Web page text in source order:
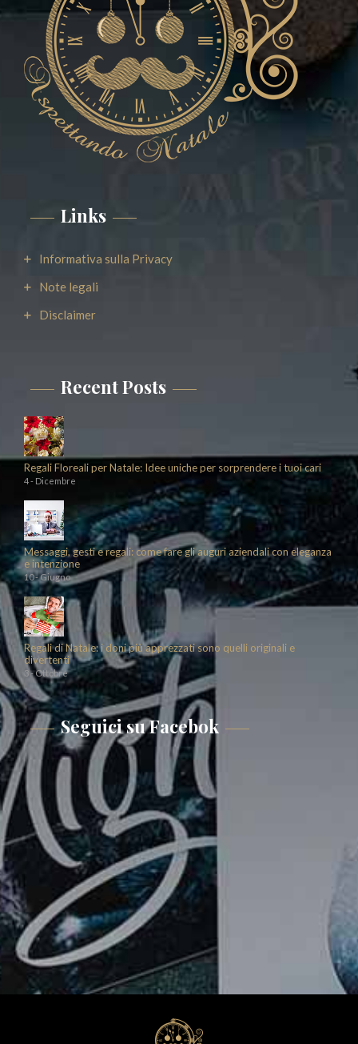
Links
Informativa sulla Privacy
Note legali
Disclaimer
Recent Posts
Regali Floreali per Natale: Idee uniche per sorprendere i tuoi cari
4 - Dicembre
Messaggi, gesti e regali: come fare gli auguri aziendali con eleganza
e intenzione
10 - Giugno
Regali di Natale: i doni più apprezzati sono quelli originali e
divertenti
3 - Ottobre
Seguici su Facebok